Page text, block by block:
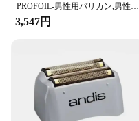
PROFOIL-男性用バリカン,男性用電気シェーバー,リチウムと理髪店,ハゲバリカン用品,オリジナル,17201
3,547円